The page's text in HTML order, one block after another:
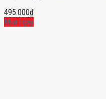
495.000₫
Mua ngay